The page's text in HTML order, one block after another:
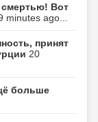
смертью! Вот
minutes ago...
принят
20
больше